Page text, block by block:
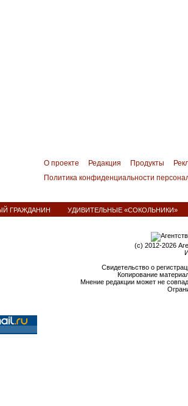
О проекте Редакция Продукты
Политика конфиденциальности
ГРАЖДАНИН УДИВИТЕЛЬНЫЕ «СОКОЛЬНИКИ»
(c) 2012-2026
Свидетельство о
Копирование
Мнение редакции может не